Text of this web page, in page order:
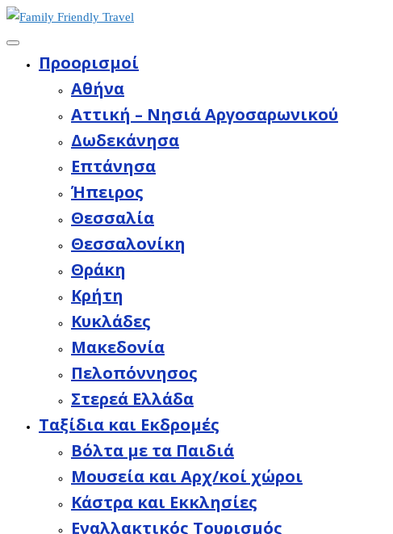
Προορισμοί
Aθήνα
Αττική – Νησιά Αργοσαρωνικού
Δωδεκάνησα
Επτάνησα
Ήπειρος
Θεσσαλία
Θεσσαλονίκη
Θράκη
Κρήτη
Κυκλάδες
Μακεδονία
Πελοπόννησος
Στερεά Ελλάδα
Ταξίδια και Εκδρομές
Βόλτα με τα Παιδιά
Μουσεία και Αρχ/κοί χώροι
Κάστρα και Εκκλησίες
Εναλλακτικός Τουρισμός